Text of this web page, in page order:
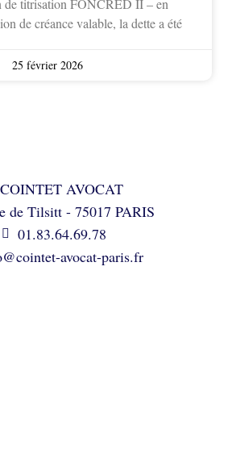
de créance valable, la dette a été
25 février 2026
COINTET AVOCAT
de Tilsitt - 75017 PARIS
01.83.64.69.78
avocat-paris.fr